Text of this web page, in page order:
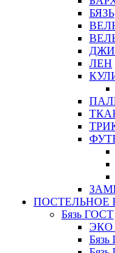
БЯЗЬ
ЛЕН
ПОСТЕЛЬНОЕ
Бязь ГОСТ
ЭКО